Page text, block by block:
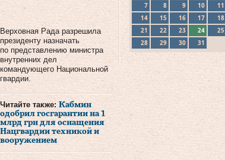
Верховная Рада разрешила
президенту назначать
по представлению министра
внутренних дел
командующего Национальной
гвардии.
Читайте также: Кабмин
одобрил госгарантии на 1
млрд грн для оснащения
Нацгвардии техникой и
вооружением
7
8 9 10 11
14
15 16 17 18
21
22 23 24 25
28
29 30 31